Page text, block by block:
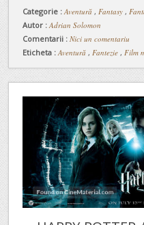
Categorie : Aventură , Fantasy ,
Autor : Adrian Solomon
Comentarii : Nici un comentariu
Eticheta : Aventură , Fantezie , Film